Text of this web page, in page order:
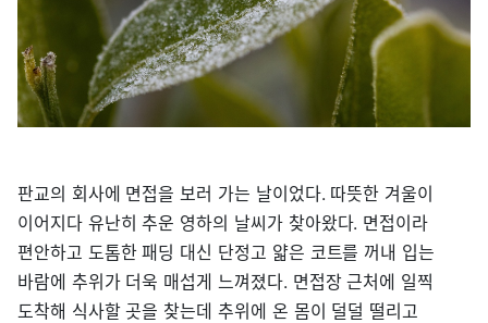
판교의 회사에 면접을 보러 가는 날이었다. 따뜻한 겨울이
이어지다 유난히 추운 영하의 날씨가 찾아왔다. 면접이라
편안하고 도톰한 패딩 대신 단정고 얇은 코트를 꺼내 입는
바람에 추위가 더욱 매섭게 느껴졌다. 면접장 근처에 일찍
도착해 식사할 곳을 찾는데 추위에 온 몸이 덜덜 떨리고